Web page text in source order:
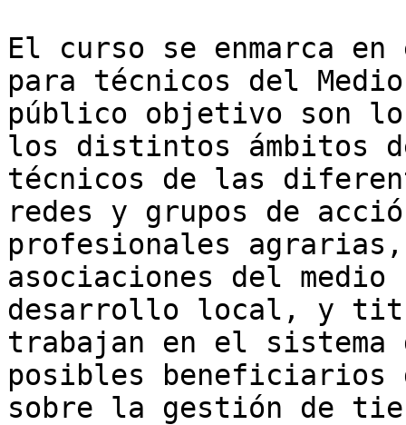
El curso se enmarca
para técnicos del
público objetivo son
los distintos ámbitos
técnicos de las
redes y grupos de
profesionales
asociaciones del
desarrollo local, y
trabajan en el sistema
posibles beneficiarios
sobre la gestión de